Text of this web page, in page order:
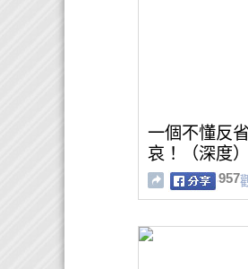
一個不懂反
哀！（深度）
957